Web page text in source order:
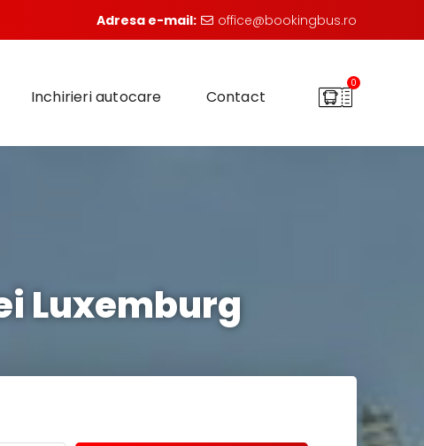
Adresa e-mail: office@bookingbus.ro
Inchirieri autocare Contact
0
Luxemburg